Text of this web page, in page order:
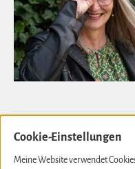
Gabi Kremeskötter
Cookie-Einstellungen
Meine Website verwendet